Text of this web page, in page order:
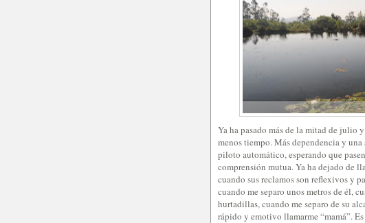
Ya ha pasado más de la mitad de julio
menos tiempo. Más dependencia y
piloto automático, esperando que
comprensión mutua. Ya ha dejado de
cuando sus reclamos son reflexivos y
cuando me separo unos metros de él,
hurtadillas, cuando me separo de su
rápido y emotivo llamarme “mamá”.